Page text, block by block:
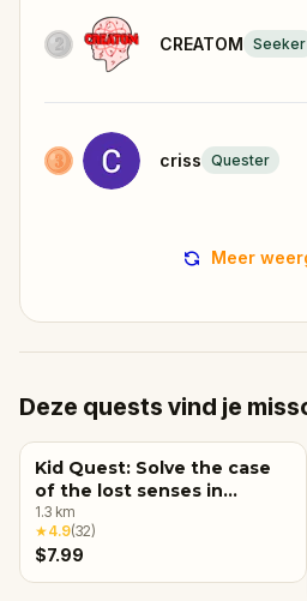
CREATOM Seeker
criss Quester
Meer
Deze quests vind je
Kid Quest: Solve the case
of the lost senses in
Bucharest
1.3 km
★4.9(32)
$7.99